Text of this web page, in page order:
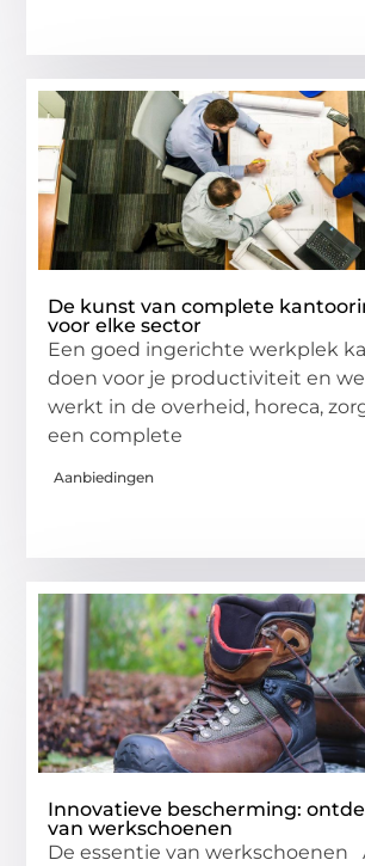
De kunst van complete
voor elke sector
Een goed ingerichte werkplek
doen voor je productiviteit en
werkt in de overheid, horeca,
een complete
Aanbiedingen
Innovatieve bescherming:
van werkschoenen
De essentie van werkschoenen